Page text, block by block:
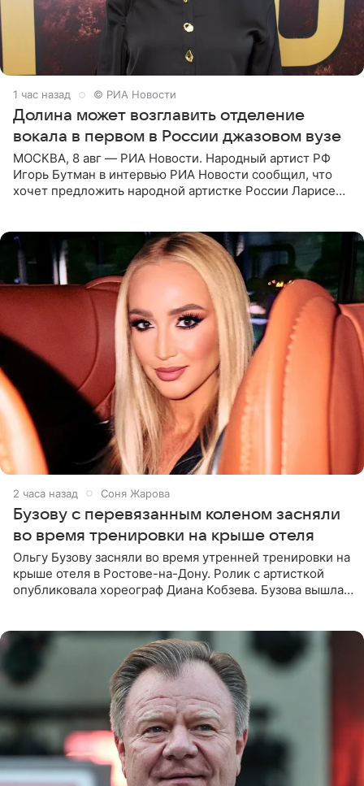
1 час назад © РИА Новости
Долина может возглавить отделение
вокала в первом в России джазовом вузе
МОСКВА, 8 авг — РИА Новости. Народный артист РФ
Игорь Бутман в интервью РИА Новости сообщил, что
хочет предложить народной артистке России Ларисе
2 часа назад Соня Жарова
Бузову с перевязанным коленом засняли
во время тренировки на крыше отеля
Ольгу Бузову засняли во время утренней тренировки на
крыше отеля в Ростове-на-Дону. Ролик с артисткой
опубликовала хореограф Диана Кобзева. Бузова вышла